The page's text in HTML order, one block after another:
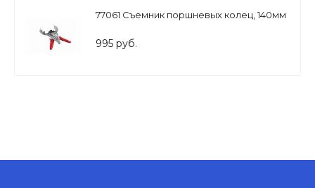
77061 Съемник поршневых колец, 140мм
995 руб.